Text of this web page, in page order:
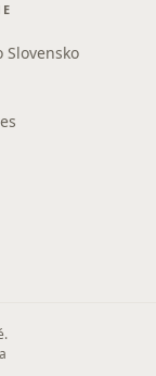
Slovensko